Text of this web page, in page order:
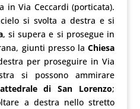
in Via Ceccardi (porticata).
si svolta a destra e si
, si supera e si prosegue in
giunti presso laChiesa
per proseguire in Via
si possono ammirare
di San Lorenzo;
a destra nello stretto